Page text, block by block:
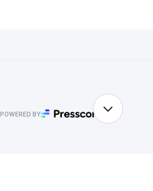
POWERED BY